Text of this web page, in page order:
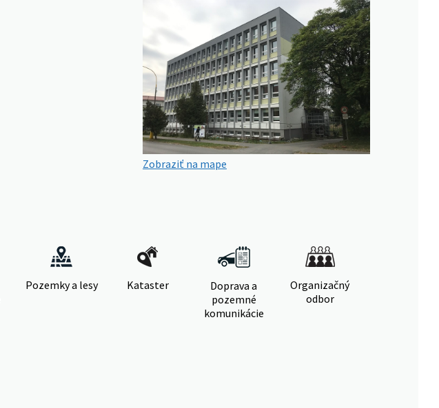
Zobraziť na mape
Pozemky a lesy Kataster
Doprava a
pozemné
komunikácie
Organizačný
odbor